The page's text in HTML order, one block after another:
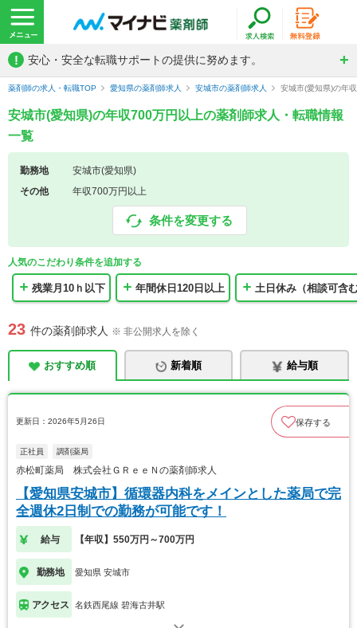
! 安心・安全な転職サポートの提供に努めます。
薬剤師の求人・転職TOP 愛知県の薬剤師求人 安城市の薬剤師求人 安城市(愛知県)の年
安城市(愛知県)の年収700万円以上の薬剤師求人・転職情報
一覧
勤務地
安城市(愛知県)
その他
年収700万円以上
条件を変更する
人気のこだわり条件を追加する
残業月10ｈ以下 年間休日120日以上 土日休み（相談可含
23 件の薬剤師求人 ※ 非公開求人を除く
おすすめ順 新着順 給与順
更新日：2026年5月26日 保存する
正社員 調剤薬局
赤松町薬局 株式会社ＧＲｅｅＮの薬剤師求人
【愛知県安城市】循環器内科をメインとした薬局で完
全週休2日制での勤務が可能です！
給与 【年収】550万円～700万円
勤務地 愛知県 安城市
アクセス 名鉄西尾線 碧海古井駅